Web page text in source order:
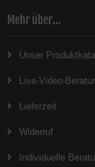
Mehr über...
Unser
Live-Video-
Lieferzeit
Widerruf
Individuelle